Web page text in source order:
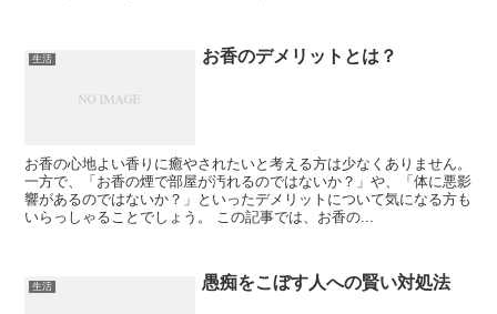
生活 お香のデメリットとは？
お香の心地よい香りに癒やされたいと考える方は少なくありません。
一方で、「お香の煙で部屋が汚れるのではないか？」や、「体に悪影
響があるのではないか？」といったデメリットについて気になる方も
いらっしゃることでしょう。 この記事では、お香の...
生活 愚痴をこぼす人への賢い対処法